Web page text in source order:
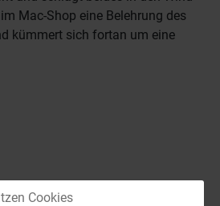
Mac-Shop eine Belehrung des
kümmert sich fortan um eine
Cookies